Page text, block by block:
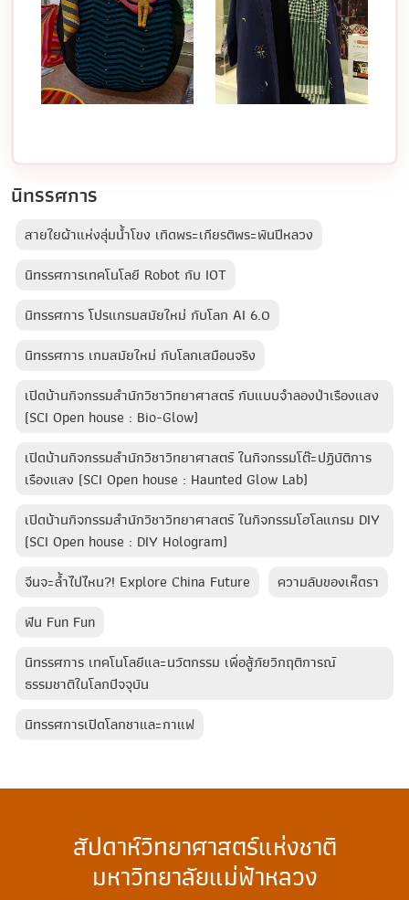
นิทรรศการ
สายใยผ้าแห่งลุ่มน้ำโขง เทิดพระเกียรติพระพันปีหลวง
นิทรรศการเทคโนโลยี Robot กับ IOT
นิทรรศการ โปรแกรมสมัยใหม่ กับโลก AI 6.0
นิทรรศการ เกมสมัยใหม่ กับโลกเสมือนจริง
เปิดบ้านกิจกรรมสำนักวิชาวิทยาศาสตร์ กับแบบจำลองป่าเรืองแสง
(SCI Open house : Bio-Glow)
เปิดบ้านกิจกรรมสำนักวิชาวิทยาศาสตร์ ในกิจกรรมโต๊ะปฏิบัติการ
เรืองแสง (SCI Open house : Haunted Glow Lab)
เปิดบ้านกิจกรรมสำนักวิชาวิทยาศาสตร์ ในกิจกรรมโฮโลแกรม DIY
(SCI Open house : DIY Hologram)
จีนจะล้ำไปไหน?! Explore China Future
ความลับของเห็ดรา
ฟัน Fun Fun
นิทรรศการ เทคโนโลยีและนวัตกรรม เพื่อสู้ภัยวิกฤติการณ์
ธรรมชาติในโลกปัจจุบัน
นิทรรศการเปิดโลกชาและกาแฟ
สัปดาห์วิทยาศาสตร์แห่งชาติ
มหาวิทยาลัยแม่ฟ้าหลวง